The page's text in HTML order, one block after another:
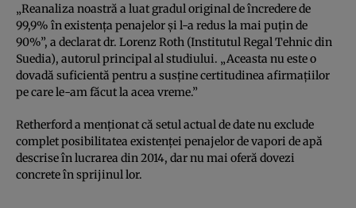
„Reanaliza noastră a luat gradul original de încredere de
99,9% în existența penajelor și l-a redus la mai puțin de
90%”, a declarat dr. Lorenz Roth (Institutul Regal Tehnic din
Suedia), autorul principal al studiului. „Aceasta nu este o
dovadă suficientă pentru a susține certitudinea afirmațiilor
pe care le-am făcut la acea vreme.”
Retherford a menționat că setul actual de date nu exclude
complet posibilitatea existenței penajelor de vapori de apă
descrise în lucrarea din 2014, dar nu mai oferă dovezi
concrete în sprijinul lor.